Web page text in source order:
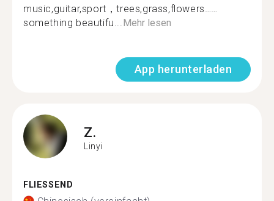
music,guitar,sport，trees,grass,flowers……
something beautifu...Mehr lesen
App herunterladen
Z.
Linyi
FLIESSEND